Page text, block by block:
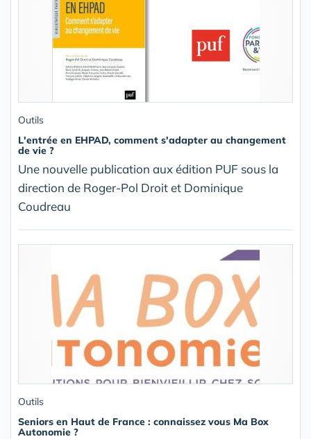
Outils
L'entrée en EHPAD, comment s'adapter au changement
de vie ?
Une nouvelle publication aux édition PUF sous la
direction de Roger-Pol Droit et Dominique
Coudreau
Outils
Seniors en Haut de France : connaissez vous Ma Box
Autonomie ?